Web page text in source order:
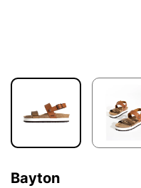
Bayton